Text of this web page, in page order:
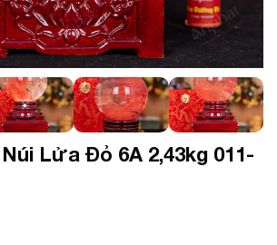
Lửa Đỏ 6A 2,43kg 011-